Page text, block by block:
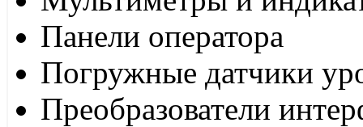
Панели оператора
Погружные датчики
Преобразователи